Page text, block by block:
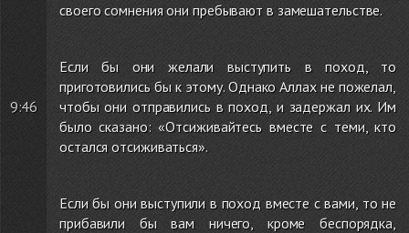
своего сомнения они пребывают в замешательстве.
9:46
Если бы они желали выступить в поход, то
приготовились бы к этому. Однако Аллах не пожелал,
чтобы они отправились в поход, и задержал их. Им
было сказано: «Отсиживайтесь вместе с теми, кто
остался отсиживаться».
Если бы они выступили в поход вместе с вами, то не
прибавили бы вам ничего, кроме беспорядка,